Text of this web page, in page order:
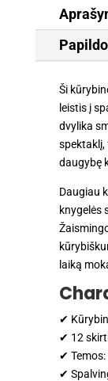
Ši
leistis į
dvylika
spektaklį,
daugybę
Daugiau
knygelės
laiką
✔
✔ 12
✔ Temos:
✔